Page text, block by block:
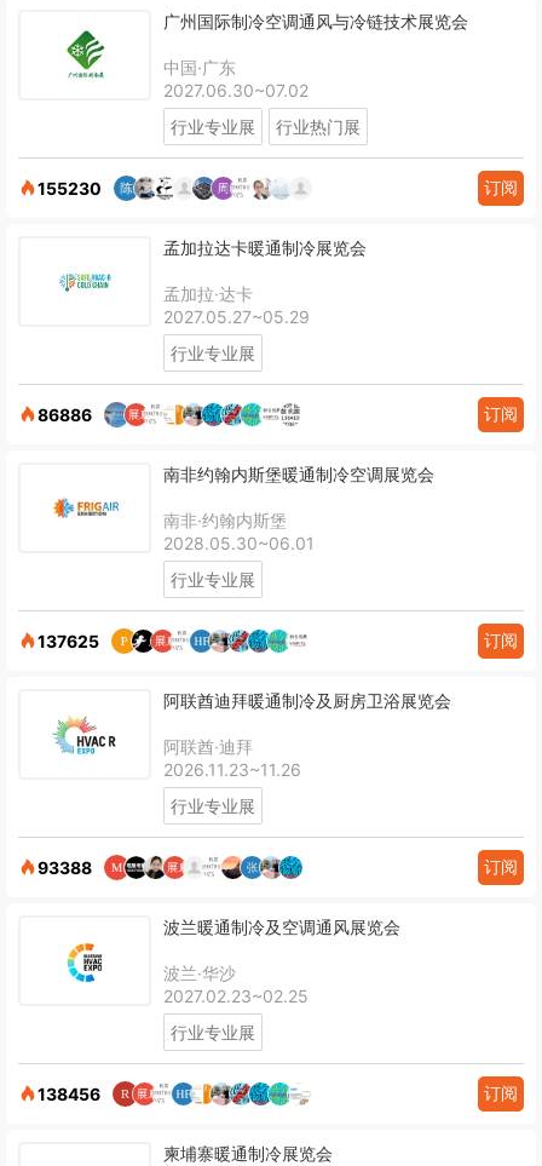
广州国际制冷空调通风与冷链技术展览会
中国·广东
2027.06.30~07.02
行业专业展
行业热门展
155230 订阅
孟加拉达卡暖通制冷展览会
孟加拉·达卡
2027.05.27~05.29
行业专业展
86886 订阅
南非约翰内斯堡暖通制冷空调展览会
南非·约翰内斯堡
2028.05.30~06.01
行业专业展
137625 订阅
阿联酋迪拜暖通制冷及厨房卫浴展览会
阿联酋·迪拜
2026.11.23~11.26
行业专业展
93388 订阅
波兰暖通制冷及空调通风展览会
波兰·华沙
2027.02.23~02.25
行业专业展
138456 订阅
柬埔寨暖通制冷展览会